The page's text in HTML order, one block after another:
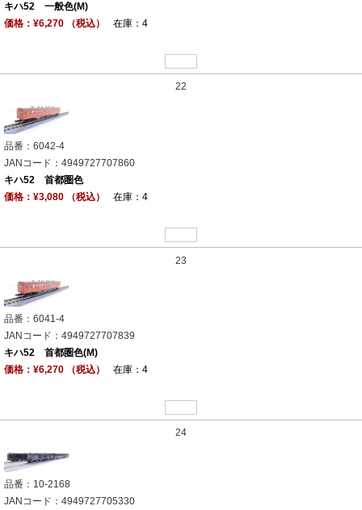
キハ52 一般色(M)
価格：¥6,270 （税込）
在庫：4
22
品番：6042-4
JANコード：4949727707860
キハ52 首都圏色
価格：¥3,080 （税込）
在庫：4
23
品番：6041-4
JANコード：4949727707839
キハ52 首都圏色(M)
価格：¥6,270 （税込）
在庫：4
24
品番：10-2168
JANコード：4949727705330